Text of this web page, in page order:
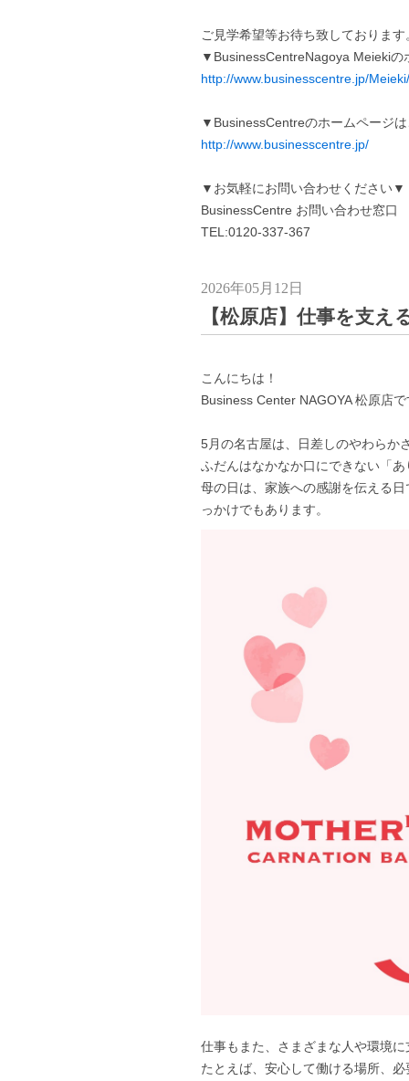
ご見学希望等お待ち致しております
▼BusinessCentreNagoya Meieki
http://www.businesscentre.jp/Meieki/
▼BusinessCentreのホームページ
http://www.businesscentre.jp/
▼お気軽にお問い合わせください▼
BusinessCentre お問い合わせ窓口
TEL:0120-337-367
2026年05月12日
【松原店】仕事を支
こんにちは！
Business Center NAGOYA 松原店
5月の名古屋は、日差しのやわらか
ふだんはなかなか口にできない「
母の日は、家族への感謝を伝える
っかけでもあります。
仕事もまた、さまざまな人や環境
たとえば、安心して働ける場所、